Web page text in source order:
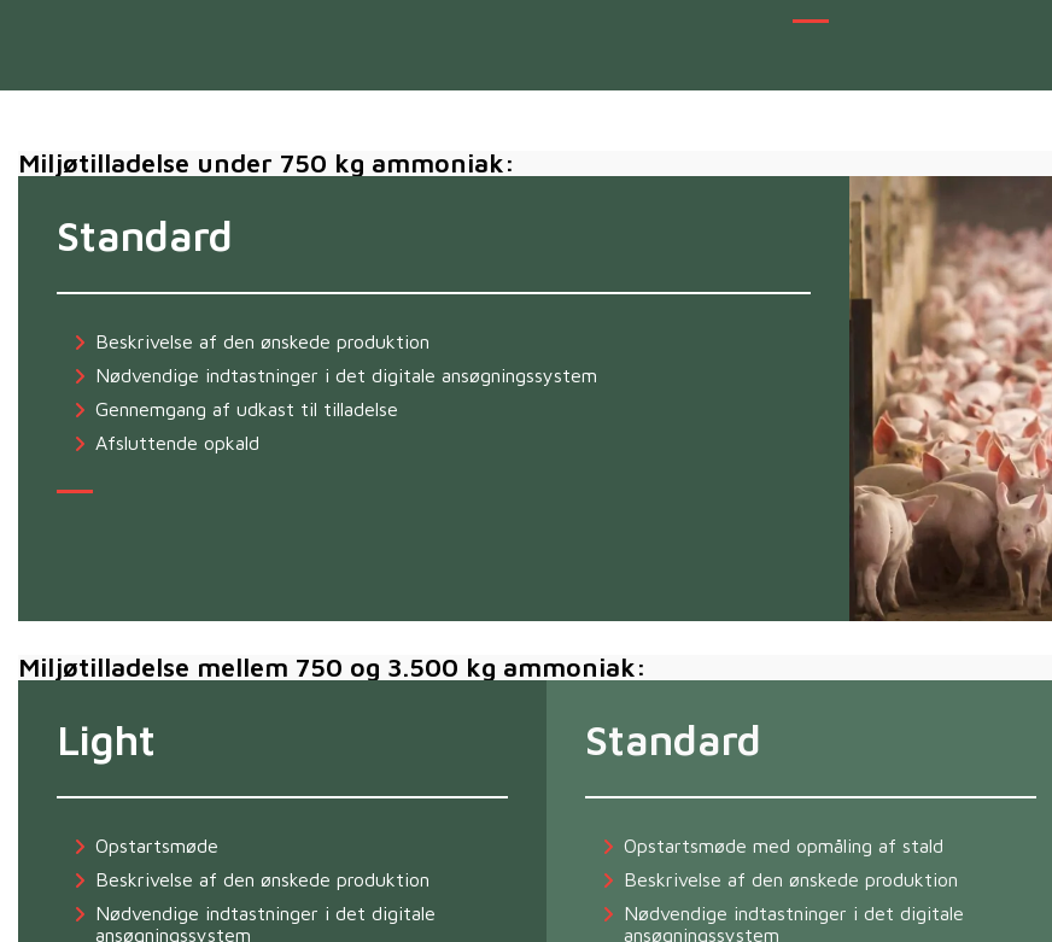
Miljøtilladelse under 750 kg ammoniak:
Standard
Beskrivelse af den ønskede produktion
Nødvendige indtastninger i det digitale ansøgningssystem
Gennemgang af udkast til tilladelse
Afsluttende opkald
Miljøtilladelse mellem 750 og 3.500 kg ammoniak:
Light
Opstartsmøde
Beskrivelse af den ønskede produktion
Nødvendige indtastninger i det digitale
ansøgningssystem
Standard
Opstartsmøde med opmåling af stald
Beskrivelse af den ønskede produktion
Nødvendige indtastninger i det digitale
ansøgningssystem